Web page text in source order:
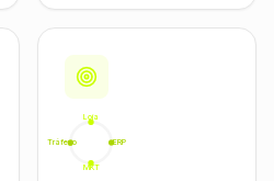
Loja
ERP
MKT
Tráfego